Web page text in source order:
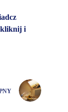
kliknij i